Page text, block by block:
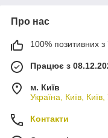
Про нас
100% позитивних з
Працює з
м. Київ
Україна, Київ, Київ,
Контакти